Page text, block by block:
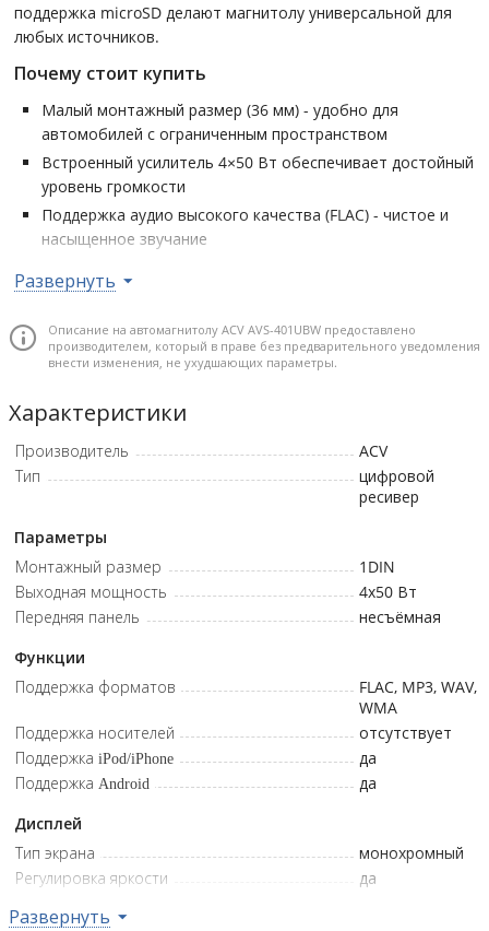
поддержка microSD делают магнитолу универсальной для
любых источников.
Почему стоит купить
Малый монтажный размер (36 мм) - удобно для
автомобилей с ограниченным пространством
Встроенный усилитель 4×50 Вт обеспечивает достойный
уровень громкости
Поддержка аудио высокого качества (FLAC) - чистое и
насыщенное звучание
музыки
гаджетов
Развернуть
Описание на автомагнитолу ACV AVS-401UBW предоставлено
производителем, который в праве без предварительного уведомления
внести изменения, не ухудшающих параметры.
Характеристики
Производитель
ACV
Тип
цифровой
ресивер
Параметры
Монтажный размер
1DIN
Выходная мощность
4x50 Вт
Передняя панель
несъёмная
Функции
Поддержка форматов
FLAC, MP3, WAV,
WMA
Поддержка носителей
отсутствует
Поддержка iPod/iPhone
да
Поддержка Android
да
Дисплей
Тип экрана
монохромный
Регулировка яркости
да
Развернуть